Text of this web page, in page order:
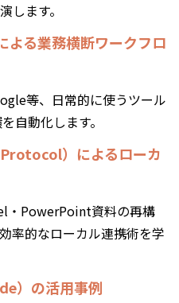
します。
よる業務横断ワークフロ
等、日常的に使うツール
自動化します。
）によるローカ
・PowerPoint資料の再構
率的なローカル連携術を学
）の活用事例